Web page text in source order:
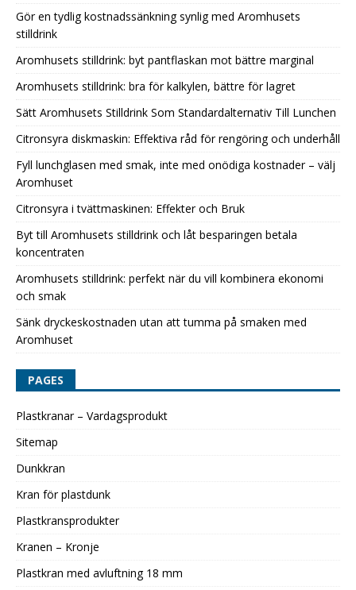
Gör en tydlig kostnadssänkning synlig med Aromhusets
stilldrink
Aromhusets stilldrink: byt pantflaskan mot bättre marginal
Aromhusets stilldrink: bra för kalkylen, bättre för lagret
Sätt Aromhusets Stilldrink Som Standardalternativ Till Lunchen
Citronsyra diskmaskin: Effektiva råd för rengöring och underhåll
Fyll lunchglasen med smak, inte med onödiga kostnader – välj
Aromhuset
Citronsyra i tvättmaskinen: Effekter och Bruk
Byt till Aromhusets stilldrink och låt besparingen betala
koncentraten
Aromhusets stilldrink: perfekt när du vill kombinera ekonomi
och smak
Sänk dryckeskostnaden utan att tumma på smaken med
Aromhuset
PAGES
Plastkranar – Vardagsprodukt
Sitemap
Dunkkran
Kran för plastdunk
Plastkransprodukter
Kranen – Kronje
Plastkran med avluftning 18 mm